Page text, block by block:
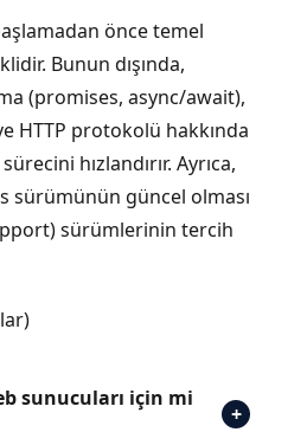
önce temel
Bunun dışında,
(promises, async/await),
HTTP protokolü hakkında
hızlandırır. Ayrıca,
sürümünün güncel olması
sürümlerinin tercih
sunucuları için mi
+